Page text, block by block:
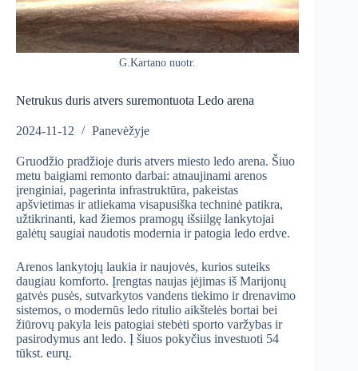
G.Kartano nuotr.
Netrukus duris atvers suremontuota Ledo arena
2024-11-12 Panevėžyje
Gruodžio pradžioje duris atvers miesto ledo arena. Šiuo
metu baigiami remonto darbai: atnaujinami arenos
įrenginiai, pagerinta infrastruktūra, pakeistas
apšvietimas ir atliekama visapusiška techninė patikra,
užtikrinanti, kad žiemos pramogų išsiilgę lankytojai
galėtų saugiai naudotis modernia ir patogia ledo erdve.
Arenos lankytojų laukia ir naujovės, kurios suteiks
daugiau komforto. Įrengtas naujas įėjimas iš Marijonų
gatvės pusės, sutvarkytos vandens tiekimo ir drenavimo
sistemos, o modernūs ledo ritulio aikštelės bortai bei
žiūrovų pakyla leis patogiai stebėti sporto varžybas ir
pasirodymus ant ledo. Į šiuos pokyčius investuoti 54
tūkst. eurų.